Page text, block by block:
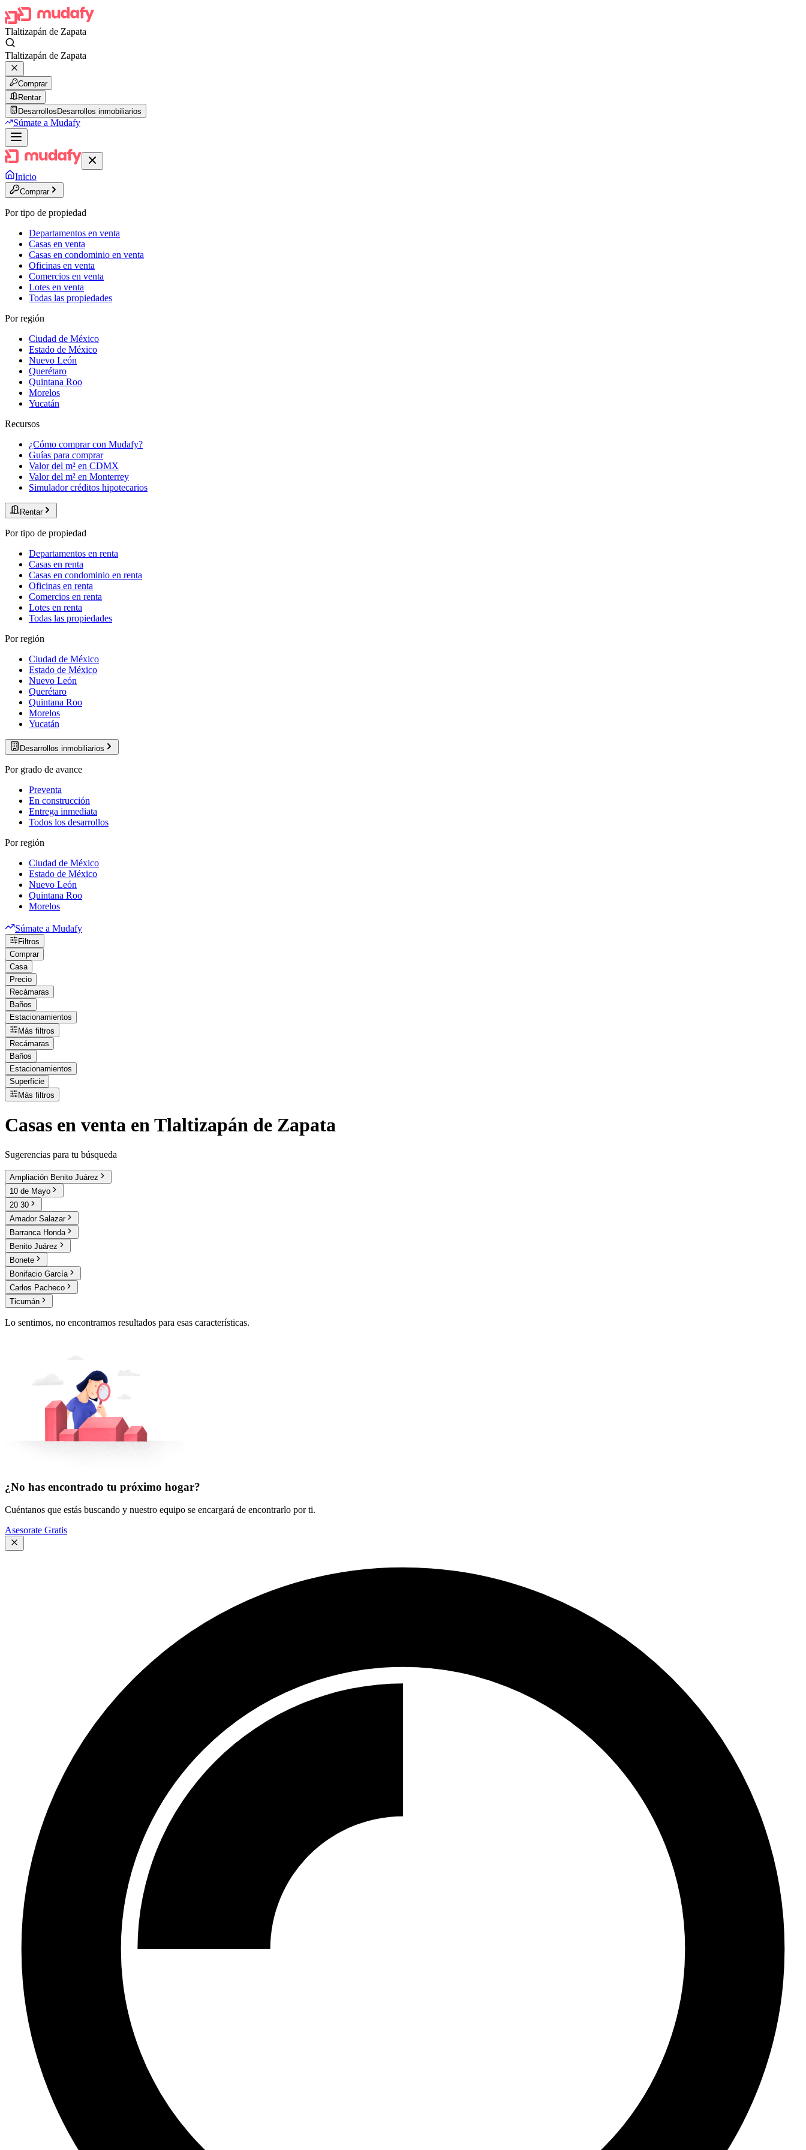
Tlaltizapán de Zapata
Tlaltizapán de Zapata
Comprar
Rentar
Desarrollos Desarrollos inmobiliarios
Súmate a Mudafy
Inicio
Comprar
Por tipo de propiedad
Departamentos en venta
Casas en venta
Casas en condominio en venta
Oficinas en venta
Comercios en venta
Lotes en venta
Todas las propiedades
Por región
Ciudad de México
Estado de México
Nuevo León
Querétaro
Quintana Roo
Morelos
Yucatán
Recursos
¿Cómo comprar con Mudafy?
Guías para comprar
Valor del m² en CDMX
Valor del m² en Monterrey
Simulador créditos hipotecarios
Rentar
Por tipo de propiedad
Departamentos en renta
Casas en renta
Casas en condominio en renta
Oficinas en renta
Comercios en renta
Lotes en renta
Todas las propiedades
Por región
Ciudad de México
Estado de México
Nuevo León
Querétaro
Quintana Roo
Morelos
Yucatán
Desarrollos inmobiliarios
Por grado de avance
Preventa
En construcción
Entrega inmediata
Todos los desarrollos
Por región
Ciudad de México
Estado de México
Nuevo León
Quintana Roo
Morelos
Súmate a Mudafy
Filtros
Comprar
Casa
Precio
Recámaras
Baños
Estacionamientos
Más filtros
Recámaras
Baños
Estacionamientos
Superficie
Más filtros
Casas en venta en Tlaltizapán de Zapata
Sugerencias para tu búsqueda
Ampliación Benito Juárez
10 de Mayo
20 30
Amador Salazar
Barranca Honda
Benito Juárez
Bonete
Bonifacio García
Carlos Pacheco
Ticumán
Lo sentimos, no encontramos resultados para esas características.
¿No has encontrado tu próximo hogar?
Cuéntanos que estás buscando y nuestro equipo se encargará de encontrarlo por ti.
Asesorate Gratis